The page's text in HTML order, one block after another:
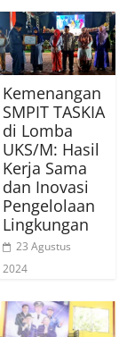
Kemenangan
SMPIT TASKIA
di Lomba
UKS/M: Hasil
Kerja Sama
dan Inovasi
Pengelolaan
Lingkungan
23 Agustus
2024